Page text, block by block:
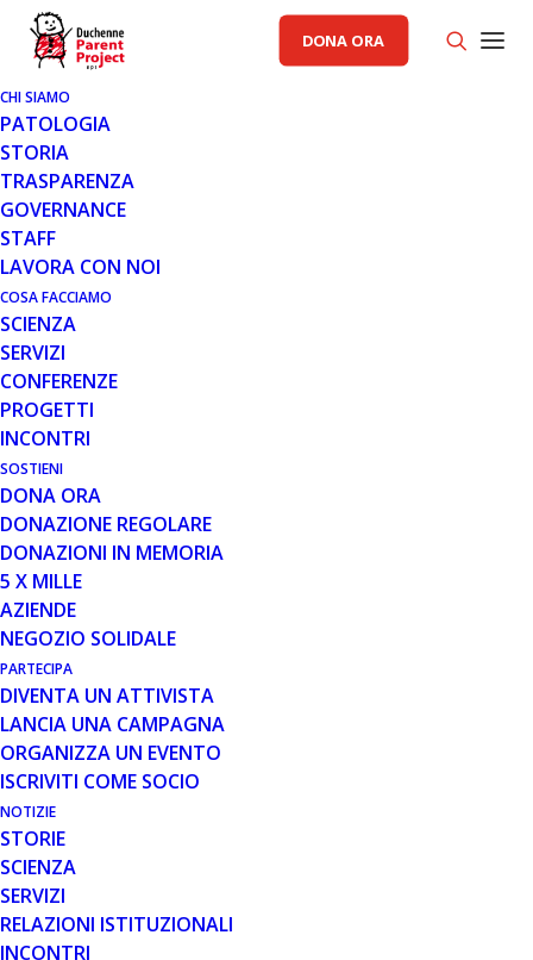
DONA ORA
CHI SIAMO
PATOLOGIA
STORIA
TRASPARENZA
GOVERNANCE
STAFF
LAVORA CON NOI
COSA FACCIAMO
SCIENZA
SERVIZI
CONFERENZE
PROGETTI
INCONTRI
SOSTIENI
DONA ORA
DONAZIONE REGOLARE
DONAZIONI IN MEMORIA
5 X MILLE
AZIENDE
NEGOZIO SOLIDALE
PARTECIPA
DIVENTA UN ATTIVISTA
LANCIA UNA CAMPAGNA
ORGANIZZA UN EVENTO
ISCRIVITI COME SOCIO
NOTIZIE
STORIE
SCIENZA
SERVIZI
RELAZIONI ISTITUZIONALI
INCONTRI
AREA SCIENZA PP
1 APR 2016
SUMMIT ANNUNCIA I DATI
INTERMEDI POSITIVI DELLO
STUDIO CLINICO DI FASE 1 IN
CORSO DEDICATO ALLA
VALUTAZIONE DI UNA NUOVA
FORMULAZIONE DI SMT C1100
NEI PAZIENTI DMD.
Oxford, Regno Unito 30 marzo 2016
Therapeutics plc (NASDAQ: SMMT, AIM: SUMM), la
company dedicata alla scoperta e sviluppo di farmaci
per l’avanzamento delle terapie per la distrofia
muscolare di Duchenne e l’infezione da Clostridium
difficile, annuncia i dati positivi intermedi provenienti dallo
studio clinico di fase 1 che sta valutando una nuova
formulazione orale del suo principale modulatore
dell’utrofina, SMT C1100 per la DMD. In questo periodo
iniziale di somministrazione dello studio clinico con